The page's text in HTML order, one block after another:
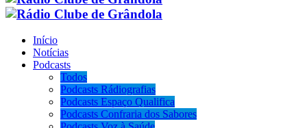
Início
Notícias
Podcasts
Todos
Podcasts Rádiografias
Podcasts Espaço Qualifica
Podcasts Confraria dos Sabores